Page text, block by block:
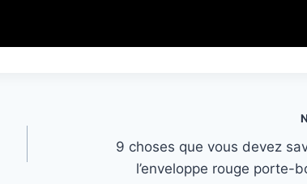
9 choses que vous devez
l’enveloppe rouge porte-